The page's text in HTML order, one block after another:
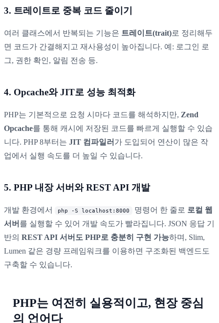
3. 트레이트로 중복 코드 줄이기
여러 클래스에서 반복되는 기능은 트레이트(trait)로 정리해두
면 코드가 간결해지고 재사용성이 높아집니다. 예: 로그인 로
그, 권한 확인, 알림 전송 등.
4. Opcache와 JIT로 성능 최적화
PHP는 기본적으로 요청 시마다 코드를 해석하지만, Zend
Opcache를 통해 캐시에 저장된 코드를 빠르게 실행할 수 있습
니다. PHP 8부터는 JIT 컴파일러 가 도입되어 연산이 많은 작
업에서 실행 속도를 더 높일 수 있습니다.
5. PHP 내장 서버와 REST API 개발
개발 환경에서 php -S localhost:8000 명령어 한 줄로 로컬 웹
서버 를 실행할 수 있어 개발 속도가 빨라집니다. JSON 응답 기
반의 REST API 서버도 PHP로 충분히 구현 가능하며, Slim,
Lumen 같은 경량 프레임워크를 이용하면 구조화된 백엔드도
구축할 수 있습니다.
PHP는 여전히 실용적이고, 현장 중심
의 언어다